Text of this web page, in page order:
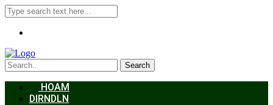
Search
HOAM
DIRNDLN